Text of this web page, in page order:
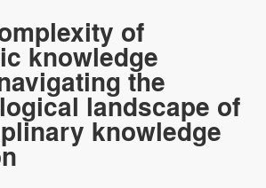
of
knowledge
the
landscape of
knowledge